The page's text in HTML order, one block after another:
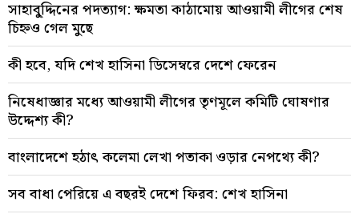
সাহাবু্দ্দিনের পদত্যাগ: ক্ষমতা কাঠামোয় আওয়ামী লীগের শেষ
চিহ্নও গেল মুছে
কী হবে, যদি শেখ হাসিনা ডিসেম্বরে দেশে ফেরেন
নিষেধাজ্ঞার মধ্যে আওয়ামী লীগের তৃণমূলে কমিটি ঘোষণার
উদ্দেশ্য কী?
বাংলাদেশে হঠাৎ কলেমা লেখা পতাকা ওড়ার নেপথ্যে কী?
সব বাধা পেরিয়ে এ বছরই দেশে ফিরব: শেখ হাসিনা